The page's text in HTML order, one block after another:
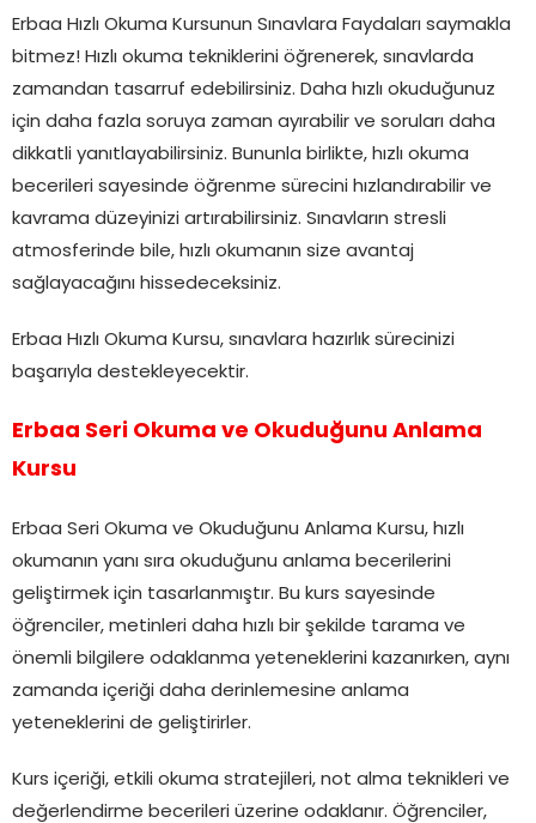
Erbaa Hızlı Okuma Kursunun Sınavlara Faydaları saymakla
bitmez! Hızlı okuma tekniklerini öğrenerek, sınavlarda
zamandan tasarruf edebilirsiniz. Daha hızlı okuduğunuz
için daha fazla soruya zaman ayırabilir ve soruları daha
dikkatli yanıtlayabilirsiniz. Bununla birlikte, hızlı okuma
becerileri sayesinde öğrenme sürecini hızlandırabilir ve
kavrama düzeyinizi artırabilirsiniz. Sınavların stresli
atmosferinde bile, hızlı okumanın size avantaj
sağlayacağını hissedeceksiniz.
Erbaa Hızlı Okuma Kursu, sınavlara hazırlık sürecinizi
başarıyla destekleyecektir.
Erbaa Seri Okuma ve Okuduğunu Anlama
Kursu
Erbaa Seri Okuma ve Okuduğunu Anlama Kursu, hızlı
okumanın yanı sıra okuduğunu anlama becerilerini
geliştirmek için tasarlanmıştır. Bu kurs sayesinde
öğrenciler, metinleri daha hızlı bir şekilde tarama ve
önemli bilgilere odaklanma yeteneklerini kazanırken, aynı
zamanda içeriği daha derinlemesine anlama
yeteneklerini de geliştirirler.
Kurs içeriği, etkili okuma stratejileri, not alma teknikleri ve
değerlendirme becerileri üzerine odaklanır. Öğrenciler,